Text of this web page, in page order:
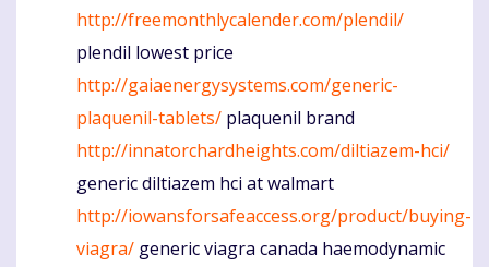
http://freemonthlycalender.com/plendil/
plendil lowest price
http://gaiaenergysystems.com/generic-
plaquenil-tablets/ plaquenil brand
http://innatorchardheights.com/diltiazem-hci/
generic diltiazem hci at walmart
http://iowansforsafeaccess.org/product/buying-
viagra/ generic viagra canada haemodynamic